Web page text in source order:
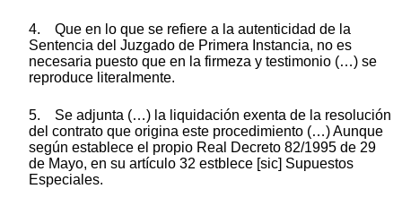
4. Que en lo que se refiere a la autenticidad de la
Sentencia del Juzgado de Primera Instancia, no es
necesaria puesto que en la firmeza y testimonio (…) se
reproduce literalmente.
5. Se adjunta (…) la liquidación exenta de la resolución
del contrato que origina este procedimiento (…) Aunque
según establece el propio Real Decreto 82/1995 de 29
de Mayo, en su artículo 32 estblece [sic] Supuestos
Especiales.